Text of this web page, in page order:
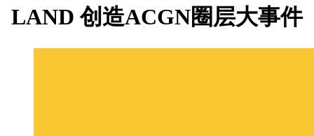
LAND 创造ACGN圈层大事件